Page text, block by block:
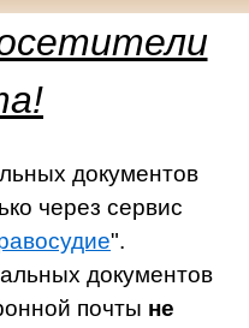
документов
через сервис
".
документов
почты не